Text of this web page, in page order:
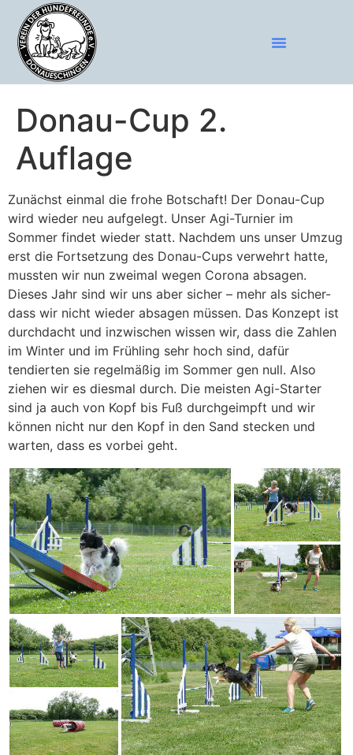
Donau-Cup 2.
Auflage
Zunächst einmal die frohe Botschaft! Der Donau-Cup
wird wieder neu aufgelegt. Unser Agi-Turnier im
Sommer findet wieder statt. Nachdem uns unser Umzug
erst die Fortsetzung des Donau-Cups verwehrt hatte,
mussten wir nun zweimal wegen Corona absagen.
Dieses Jahr sind wir uns aber sicher – mehr als sicher-
dass wir nicht wieder absagen müssen. Das Konzept ist
durchdacht und inzwischen wissen wir, dass die Zahlen
im Winter und im Frühling sehr hoch sind, dafür
tendierten sie regelmäßig im Sommer gen null. Also
ziehen wir es diesmal durch. Die meisten Agi-Starter
sind ja auch von Kopf bis Fuß durchgeimpft und wir
können nicht nur den Kopf in den Sand stecken und
warten, dass es vorbei geht.